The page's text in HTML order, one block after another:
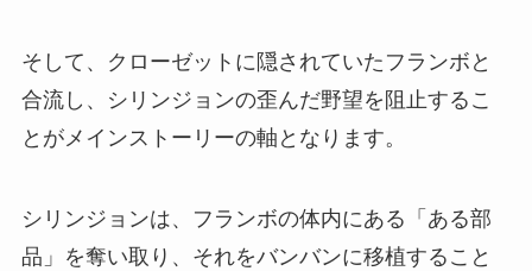
そして、クローゼットに隠されていたフランボと
合流し、シリンジョンの歪んだ野望を阻止するこ
とがメインストーリーの軸となります。
シリンジョンは、フランボの体内にある「ある部
品」を奪い取り、それをバンバンに移植すること